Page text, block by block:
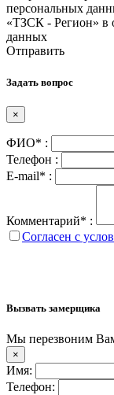
персональных
«ТЗСК - Регион» в
данных
Отправить
Задать вопрос
×
ФИО* :
Телефон :
E-mail* :
Комментарий* :
Согласен с
Вызвать замерщика
Мы перезвоним
×
Имя:
Телефон: